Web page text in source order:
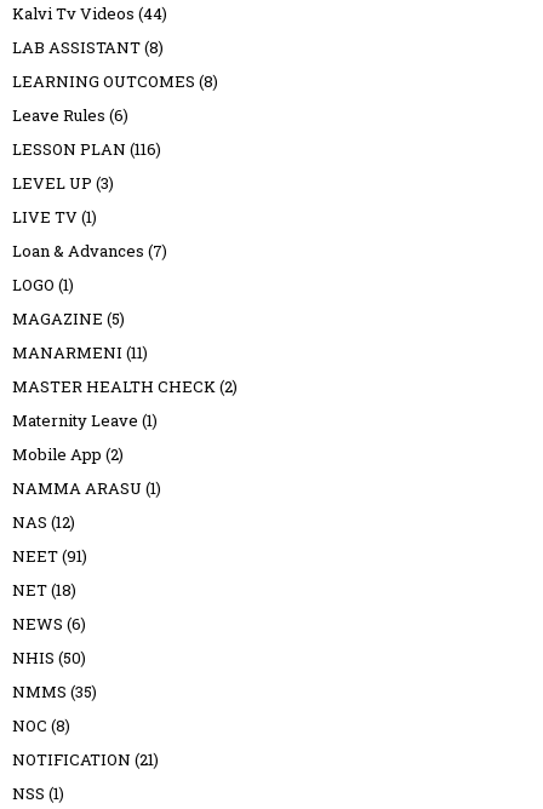
Kalvi Tv Videos (44)
LAB ASSISTANT(8)
LEARNING OUTCOMES (8)
Leave Rules (6)
LESSON PLAN (116)
LEVEL UP (3)
LIVE TV(1)
Loan & Advances (7)
LOGO (1)
MAGAZINE (5)
MANARMENI (11)
MASTER HEALTH CHECK(2)
Maternity Leave (1)
Mobile App (2)
NAMMA ARASU (1)
NAS (12)
NEET(91)
NET(18)
NEWS (6)
NHIS (50)
NMMS (35)
NOC (8)
NOTIFICATION (21)
NSS (1)